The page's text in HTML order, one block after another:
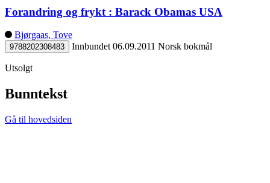
Forandring og frykt : Barack Obamas USA
Bjørgaas, Tove
9788202308483 Innbundet 06.09.2011 Norsk bokmål
Utsolgt
Bunntekst
Gå til hovedsiden